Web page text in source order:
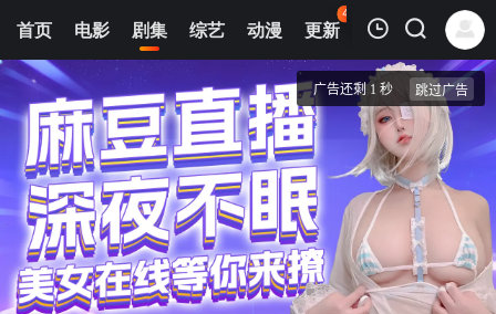
首页 电影 剧集 综艺 动漫 更新
44
热榜 APP
我的观影记录
第01集
沉默的真相
清空